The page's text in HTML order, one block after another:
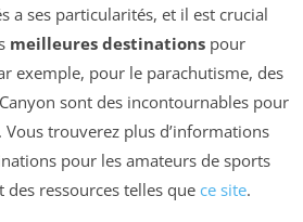
a ses particularités, et il est crucial
meilleures destinations pour
exemple, pour le parachutisme, des
sont des incontournables pour
Vous trouverez plus d’informations
pour les amateurs de sports
ressources telles que ce site.